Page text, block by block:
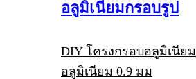
อลูมิเนียมกรอบรูป
DIY โครงกรอบอลูมิเนียม
อลูมิเนียม 0.9 มม